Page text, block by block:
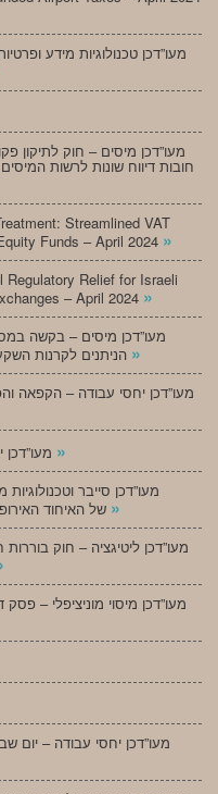
מעו”דכן טכנולוגיות מידע
חובות דיווח שונות לרשות
Streamlined VAT
Funds – April 2024 »
Regulatory Relief for Israeli
– April 2024 »
מעו”דכן מיסים – בקשה
»
»
מעו”דכן סייבר
»
מעו”דכן ליטיגציה – חוק
מעו”דכן מיסוי מוניציפלי –
מעו”דכן יחסי עבודה – יום